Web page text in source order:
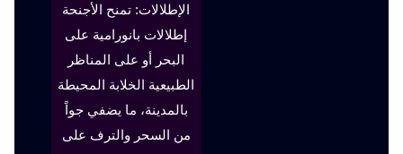
الإطلالات: تمنح الأجنحة
إطلالات بانورامية على
البحر أو على المناظر
الطبيعية الخلابة المحيطة
بالمدينة، ما يضفي جواً
من السحر والترف على